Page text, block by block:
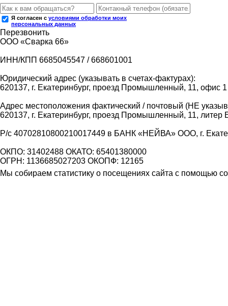
Я согласен с условиями обработки моих
персональных данных
Перезвонить
ООО «Сварка 66»
ИНН/КПП 6685045547 / 668601001
Юридический адрес (указывать в счетах-фактурах):
620137, г. Екатеринбург, проезд Промышленный, 11, офис 1
Адрес местоположения фактический / почтовый (НЕ
620137, г. Екатеринбург, проезд Промышленный, 11, литер
Р/с 40702810800210017449 в БАНК «НЕЙВА» ООО, г.
ОКПО: 31402488 ОКАТО: 65401380000
ОГРН: 1136685027203 ОКОПФ: 12165
Мы собираем статистику о посещениях сайта с помощью